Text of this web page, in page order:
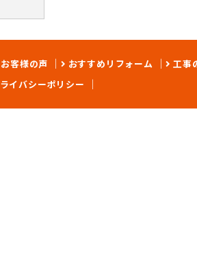
お客様の声 おすすめリフォーム 工事
ライバシーポリシー